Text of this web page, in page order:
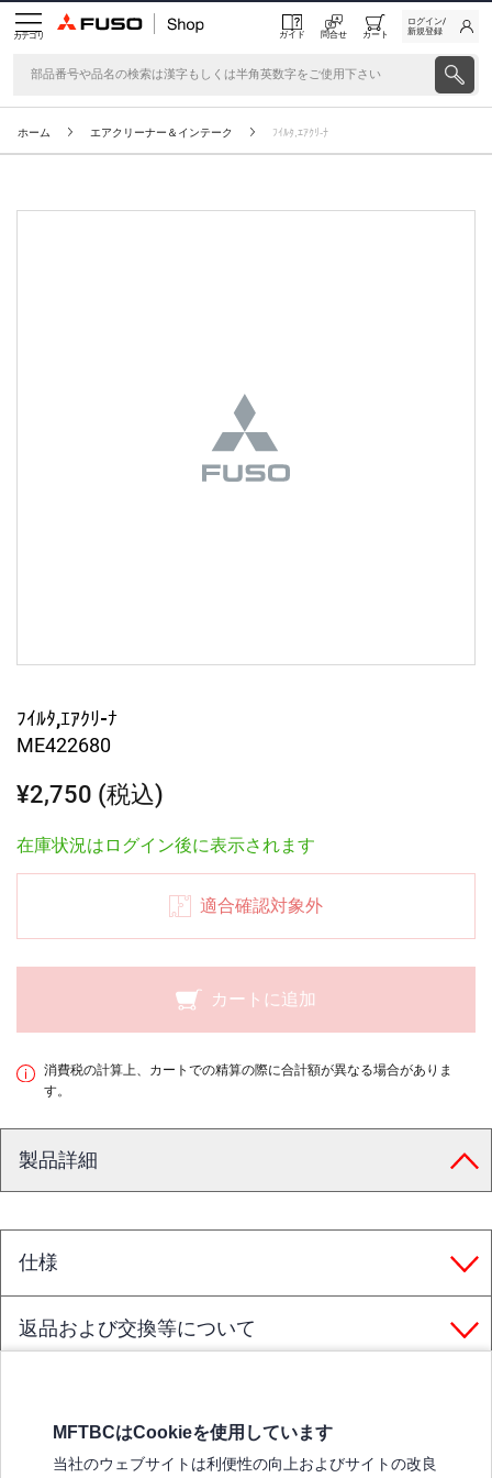
カテゴリ ガイド 問合せ カート
ログイン/
新規登録
ホーム エアクリーナー＆インテーク ﾌｲﾙﾀ,ｴｱｸﾘ-ﾅ
ﾌｲﾙﾀ,ｴｱｸﾘ-ﾅ
ME422680
¥2,750 (税込)
在庫状況はログイン後に表示されます
適合確認対象外
カートに追加
消費税の計算上、カートでの精算の際に合計額が異なる場合がありま
す。
製品詳細
仕様
返品および交換等について
MFTBCはCookieを使用しています
当社のウェブサイトは利便性の向上およびサイトの改良